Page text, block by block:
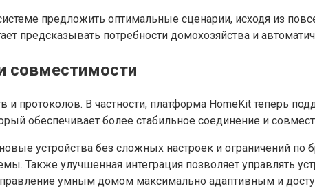
предложить оптимальные сценарии, исходя из
предсказывать потребности домохозяйства и
совместимости
и протоколов. В частности, платформа HomeKit теперь
обеспечивает более стабильное соединение и
устройства без сложных настроек и ограничений по
Также улучшенная интеграция позволяет управлять
умным домом максимально адаптивным и